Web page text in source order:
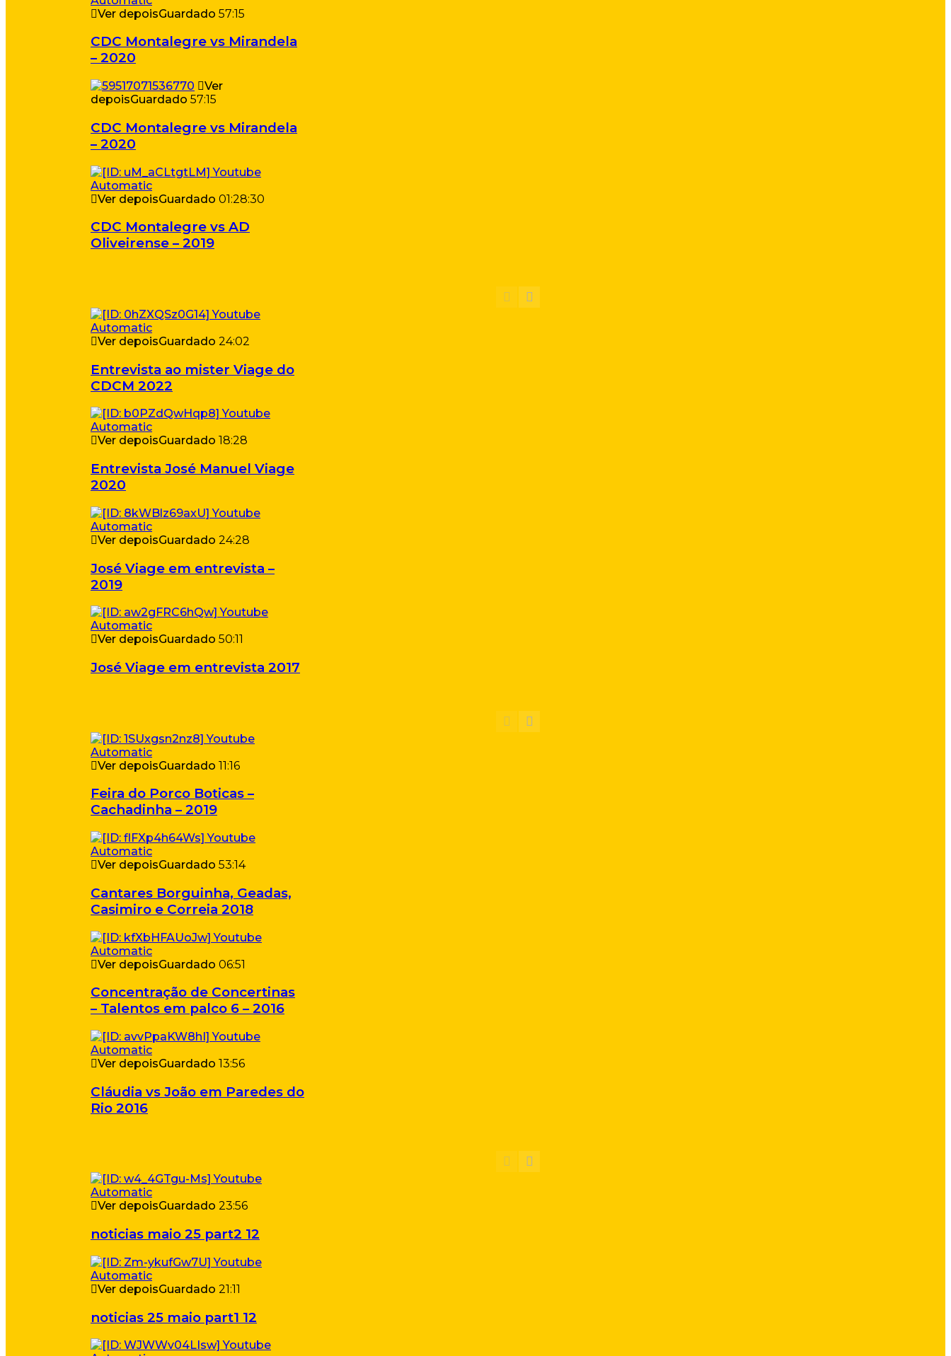
Ver depoisGuardado 57:15
CDC Montalegre vs Mirandela
– 2020
Ver
depoisGuardado 57:15
CDC Montalegre vs Mirandela
– 2020
Ver depoisGuardado 01:28:30
CDC Montalegre vs AD
Oliveirense – 2019
Ver depoisGuardado 24:02
Entrevista ao mister Viage do
CDCM 2022
Ver depoisGuardado 18:28
Entrevista José Manuel Viage
2020
Ver depoisGuardado 24:28
José Viage em entrevista –
2019
Ver depoisGuardado 50:11
José Viage em entrevista 2017
Ver depoisGuardado 11:16
Feira do Porco Boticas –
Cachadinha – 2019
Ver depoisGuardado 53:14
Cantares Borguinha, Geadas,
Casimiro e Correia 2018
Ver depoisGuardado 06:51
Concentração de Concertinas
– Talentos em palco 6 – 2016
Ver depoisGuardado 13:56
Cláudia vs João em Paredes do
Rio 2016
Ver depoisGuardado 23:56
noticias maio 25 part2 12
Ver depoisGuardado 21:11
noticias 25 maio part1 12